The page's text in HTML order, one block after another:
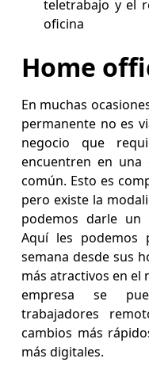
teletrabajo y el
oficina
Home
En muchas
permanente no es
negocio que
encuentren en
común. Esto es
pero existe la
podemos darle un
Aquí les
semana desde sus
más atractivos en el
empresa se
trabajadores
cambios más
más digitales.